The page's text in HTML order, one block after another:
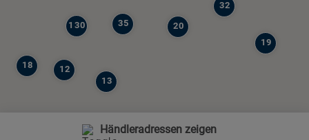
130 35
19
12
32
13
20
18
Händleradressen zeigen